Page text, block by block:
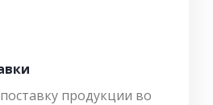
продукции во